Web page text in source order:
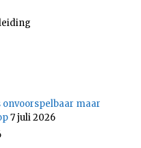
maar
7 juli 2026